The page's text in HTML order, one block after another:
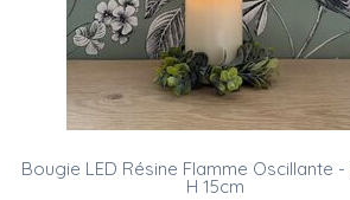
Bougie LED Résine Flamme Oscillante
H 15cm